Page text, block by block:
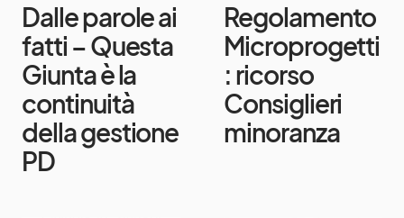
Dalle parole ai
fatti – Questa
Giunta è la
continuità
della gestione
PD
Regolamento
Microprogetti
: ricorso
Consiglieri
minoranza